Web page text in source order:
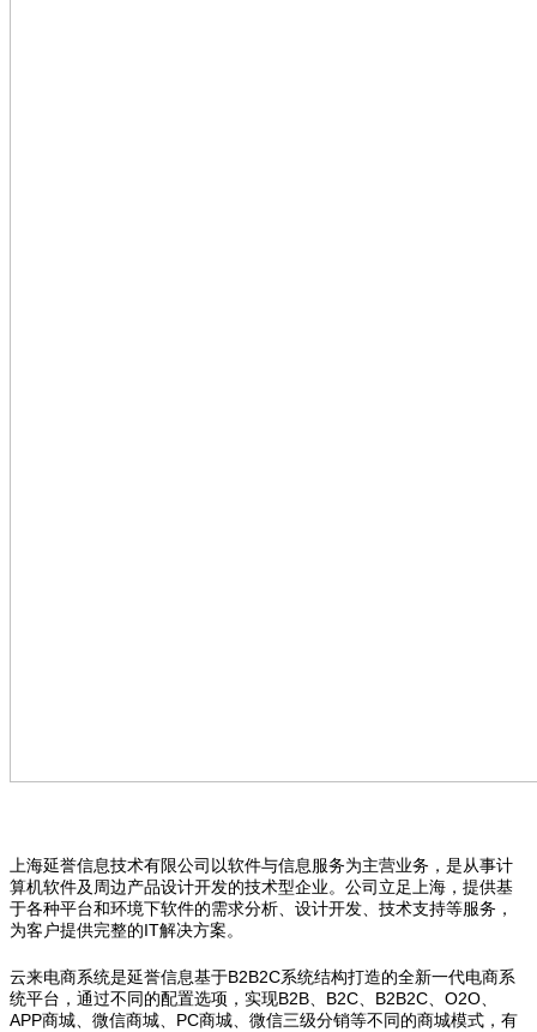
上海延誉信息技术有限公司以软件与信息服务为主营业务，是从事计
算机软件及周边产品设计开发的技术型企业。公司立足上海，提供基
于各种平台和环境下软件的需求分析、设计开发、技术支持等服务，
为客户提供完整的IT解决方案。
云来电商系统是延誉信息基于B2B2C系统结构打造的全新一代电商系
统平台，通过不同的配置选项，实现B2B、B2C、B2B2C、O2O、
APP商城、微信商城、PC商城、微信三级分销等不同的商城模式，有